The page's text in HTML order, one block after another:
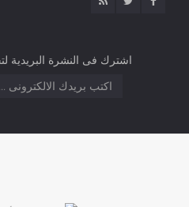
اشترك فى النشرة البريدية